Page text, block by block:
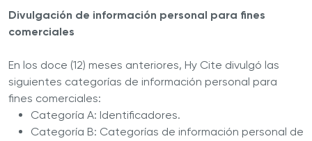
Divulgación de información personal para fines
comerciales
En los doce (12) meses anteriores, Hy Cite divulgó las
siguientes categorías de información personal para
fines comerciales:
Categoría A: Identificadores.
Categoría B: Categorías de información personal de